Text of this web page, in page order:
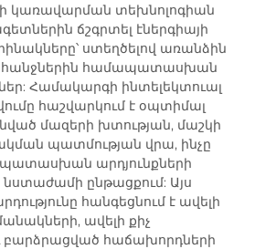
կառավարման տեխնոլոգիան
ճշգրտել էներգիայի
ստեղծելով առանձին
համապատասխան
Համակարգի ինտելեկտուալ
հաշվարկում է օպտիմալ
մազերի խտության, մաշկի
պատմության վրա, ինչը
արդյունքների
ընթացքում: Այս
հանգեցնում է ավելի
ավելի քիչ
բարձրացված հաճախորդների